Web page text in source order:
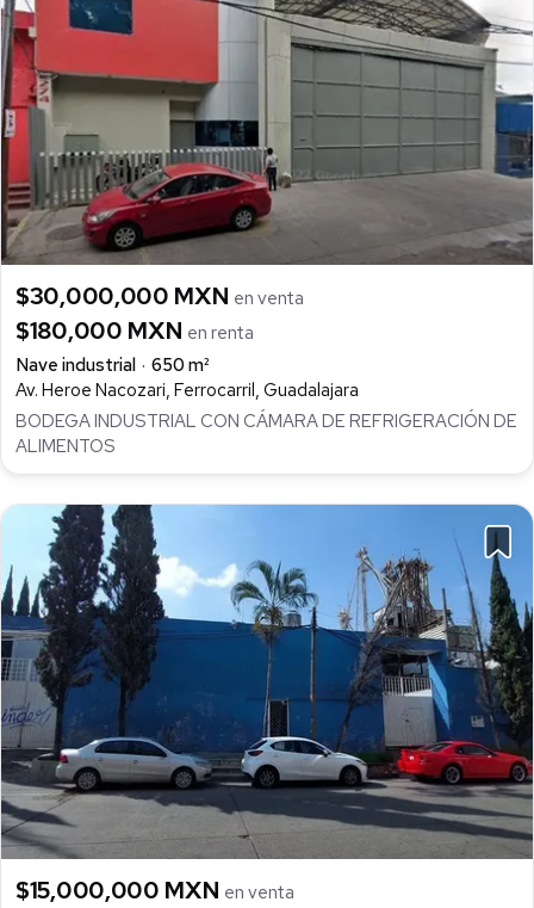
$30,000,000 MXN en venta
$180,000 MXN en renta
Nave industrial
650 m²
Av. Heroe Nacozari, Ferrocarril, Guadalajara
BODEGA INDUSTRIAL CON CÁMARA DE REFRIGERACIÓN DE
ALIMENTOS
$15,000,000 MXN en venta